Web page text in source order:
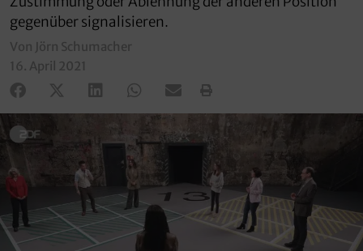
gegenüber signalisieren.
Von Jörn Schumacher
16. April 2021